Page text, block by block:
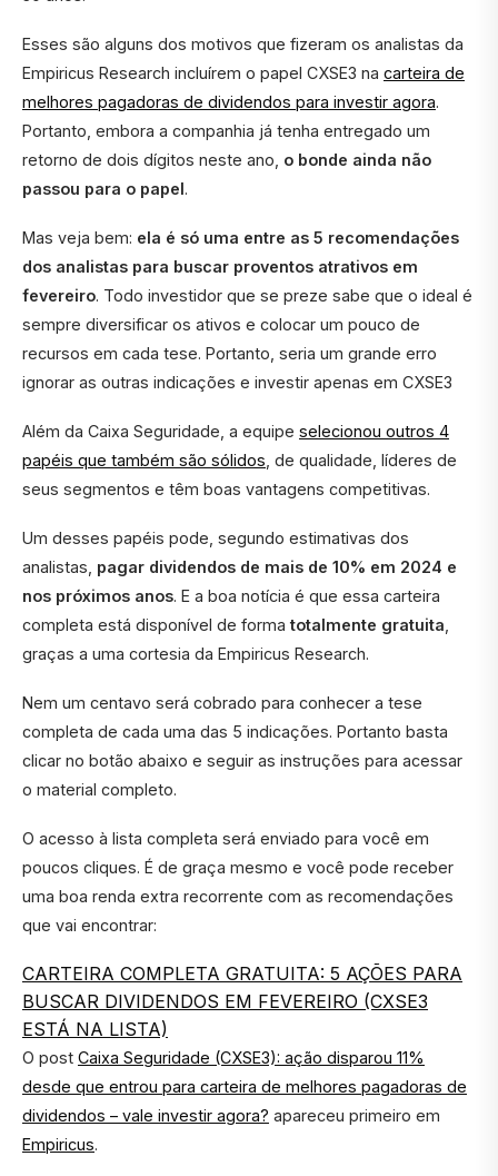
Esses são alguns dos motivos que fizeram os analistas da
Empiricus Research incluírem o papel CXSE3 na carteira de
melhores pagadoras de dividendos para investir agora.
Portanto, embora a companhia já tenha entregado um
retorno de dois dígitos neste ano, o bonde ainda não
passou para o papel.
Mas veja bem: ela é só uma entre as 5 recomendações
dos analistas para buscar proventos atrativos em
fevereiro. Todo investidor que se preze sabe que o ideal é
sempre diversificar os ativos e colocar um pouco de
recursos em cada tese. Portanto, seria um grande erro
ignorar as outras indicações e investir apenas em CXSE3
Além da Caixa Seguridade, a equipe selecionou outros 4
papéis que também são sólidos , de qualidade, líderes de
seus segmentos e têm boas vantagens competitivas.
Um desses papéis pode, segundo estimativas dos
analistas, pagar dividendos de mais de 10% em 2024 e
nos próximos anos. E a boa notícia é que essa carteira
completa está disponível de formatotalmente gratuita
graças a uma cortesia da Empiricus Research.
Nem um centavo será cobrado para conhecer a tese
completa de cada uma das 5 indicações. Portanto basta
clicar no botão abaixo e seguir as instruções para acessar
o material completo.
O acesso à lista completa será enviado para você em
poucos cliques. É de graça mesmo e você pode receber
uma boa renda extra recorrente com as recomendações
que vai encontrar:
CARTEIRA COMPLETA GRATUITA: 5 AÇÕES PARA
BUSCAR DIVIDENDOS EM FEVEREIRO (CXSE3
ESTÁ NA LISTA)
O post Caixa Seguridade (CXSE3): ação disparou 11%
desde que entrou para carteira de melhores pagadoras de
dividendos – vale investir agora? apareceu primeiro em
Empiricus.